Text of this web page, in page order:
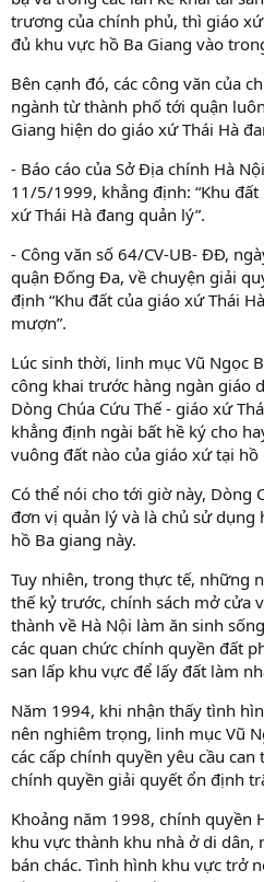
trương của chính phủ, thì giáo
đủ khu vực hồ Ba Giang vào
Bên cạnh đó, các công văn của
ngành từ thành phố tới quận
Giang hiện do giáo xứ Thái Hà
- Báo cáo của Sở Địa chính Hà
11/5/1999, khẳng định: “Khu
xứ Thái Hà đang quản lý”.
- Công văn số 64/CV-UB- ĐĐ,
quận Đống Đa, về chuyện giải
định “Khu đất của giáo xứ Thái
mượn”.
Lúc sinh thời, linh mục Vũ Ngọc
công khai trước hàng ngàn giáo
Dòng Chúa Cứu Thế - giáo xứ
khẳng định ngài bất hề ký cho
vuông đất nào của giáo xứ tại hồ
Có thể nói cho tới giờ này, Dòng
đơn vị quản lý và là chủ sử
hồ Ba giang này.
Tuy nhiên, trong thực tế, những
thế kỷ trước, chính sách mở cửa
thành về Hà Nội làm ăn sinh
các quan chức chính quyền đất
san lấp khu vực để lấy đất làm
Năm 1994, khi nhận thấy tình
nên nghiêm trọng, linh mục Vũ
các cấp chính quyền yêu cầu
chính quyền giải quyết ổn định
Khoảng năm 1998, chính quyền
khu vực thành khu nhà ở di dân,
bán chác. Tình hình khu vực trở